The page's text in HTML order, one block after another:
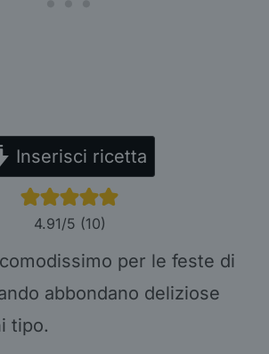
Inserisci ricetta
4.91/5 (10)
per le feste di
abbondano deliziose
tipo.